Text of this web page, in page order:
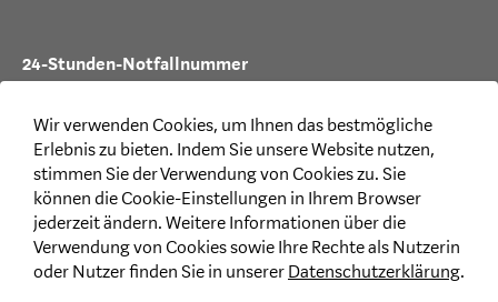
24-Stunden-Notfallnummer
T +41 44 387 88 99
Rechtliches
Disclaimer
Datenschutzerklärung CH |LI
Wir verwenden Cookies, um Ihnen das bestmögliche
Erlebnis zu bieten. Indem Sie unsere Website nutzen,
stimmen Sie der Verwendung von Cookies zu. Sie
können die Cookie-Einstellungen in Ihrem Browser
jederzeit ändern. Weitere Informationen über die
Verwendung von Cookies sowie Ihre Rechte als Nutzerin
oder Nutzer finden Sie in unsererDatenschutzerklärung.